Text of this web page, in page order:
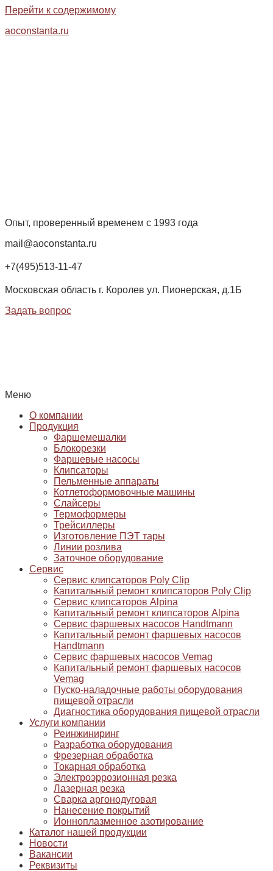
Перейти к содержимому
aoconstanta.ru
Опыт, проверенный временем с 1993 года
mail@aoconstanta.ru
+7(495)513-11-47
Московская область г. Королев ул. Пионерская, д.1Б
Задать вопрос
Меню
О компании
Продукция
Фаршемешалки
Блокорезки
Фаршевые насосы
Клипсаторы
Пельменные аппараты
Котлетоформовочные машины
Слайсеры
Термоформеры
Трейсиллеры
Изготовление ПЭТ тары
Линии розлива
Заточное оборудование
Сервис
Сервис клипсаторов Poly Clip
Капитальный ремонт клипсаторов Poly Clip
Сервис клипсаторов Alpina
Капитальный ремонт клипсаторов Alpina
Сервис фаршевых насосов Handtmann
Капитальный ремонт фаршевых насосов
Handtmann
Сервис фаршевых насосов Vemag
Капитальный ремонт фаршевых насосов
Vemag
Пуско-наладочные работы оборудования
пищевой отрасли
Диагностика оборудования пищевой отрасли
Услуги компании
Реинжиниринг
Разработка оборудования
Фрезерная обработка
Токарная обработка
Электроэррозионная резка
Лазерная резка
Сварка аргонодуговая
Нанесение покрытий
Ионноплазменное азотирование
Каталог нашей продукции
Новости
Вакансии
Реквизиты